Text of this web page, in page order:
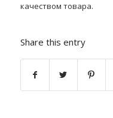
качеством товара.
Share this entry